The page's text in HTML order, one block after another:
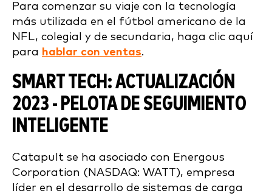
Para comenzar su viaje con la tecnología
más utilizada en el fútbol americano de la
NFL, colegial y de secundaria, haga clic aquí
para hablar con ventas.
SMART TECH: ACTUALIZACIÓN
2023 - PELOTA DE SEGUIMIENTO
INTELIGENTE
Catapult se ha asociado con Energous
Corporation (NASDAQ: WATT), empresa
líder en el desarrollo de sistemas de carga